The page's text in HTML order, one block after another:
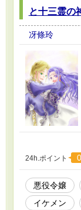
と十三霊の
冴條玲
24h.ポイント
悪役令嬢
イケメン